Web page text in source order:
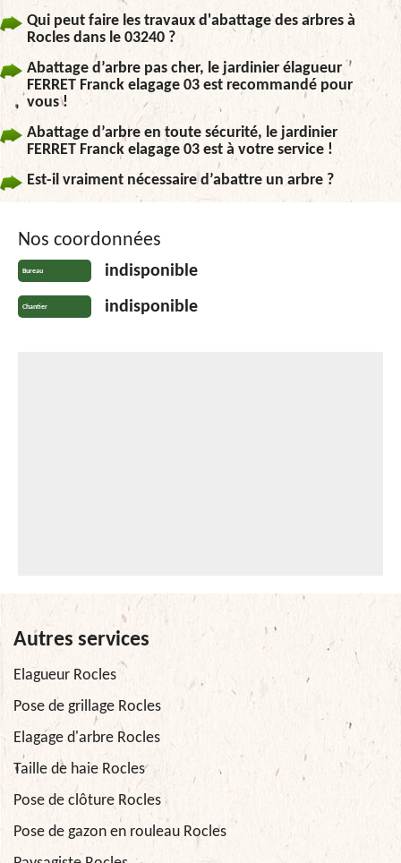
Qui peut faire les travaux d'abattage des arbres à
Rocles dans le 03240 ?
Abattage d’arbre pas cher, le jardinier élagueur
FERRET Franck elagage 03 est recommandé pour
vous !
Abattage d’arbre en toute sécurité, le jardinier
FERRET Franck elagage 03 est à votre service !
Est-il vraiment nécessaire d’abattre un arbre ?
Nos coordonnées
Bureau indisponible
Chantier indisponible
Autres services
Elagueur Rocles
Pose de grillage Rocles
Elagage d'arbre Rocles
Taille de haie Rocles
Pose de clôture Rocles
Pose de gazon en rouleau Rocles